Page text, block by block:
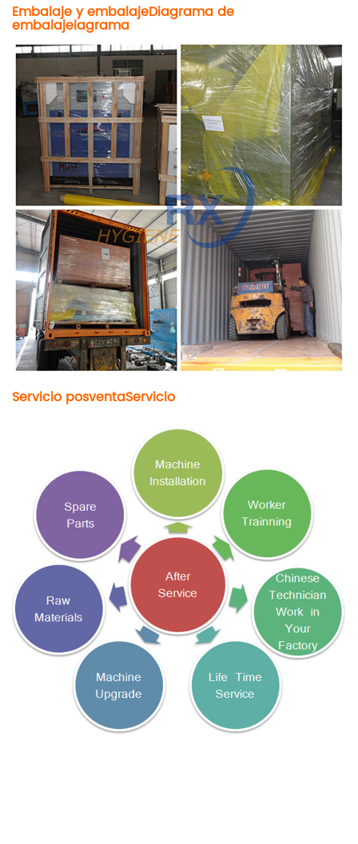
Embalaje y embalajeDiagrama de
embalajeiagrama
Servicio posventaServicio